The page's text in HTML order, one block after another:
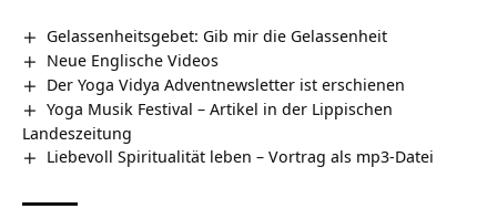
Gelassenheitsgebet: Gib mir die Gelassenheit
Neue Englische Videos
Der Yoga Vidya Adventnewsletter ist erschienen
Yoga Musik Festival – Artikel in der Lippischen
Landeszeitung
Liebevoll Spiritualität leben – Vortrag als mp3-Datei